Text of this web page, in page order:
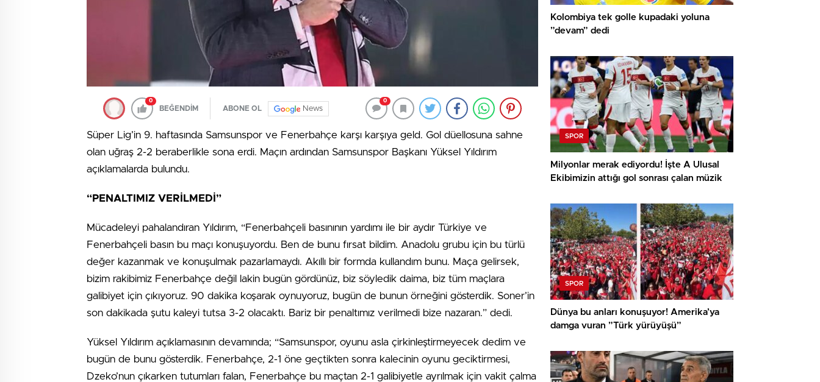
0
BEĞENDİM ABONE OL News
0
Süper Lig’in 9. haftasında Samsunspor ve Fenerbahçe karşı karşıya geld. Gol düellosuna sahne
olan uğraş 2-2 beraberlikle sona erdi. Maçın ardından Samsunspor Başkanı Yüksel Yıldırım
açıklamalarda bulundu.
“PENALTIMIZ VERİLMEDİ”
Mücadeleyi pahalandıran Yıldırım, “Fenerbahçeli basınının yardımı ile bir aydır Türkiye ve
Fenerbahçeli basın bu maçı konuşuyordu. Ben de bunu fırsat bildim. Anadolu grubu için bu türlü
değer kazanmak ve konuşulmak pazarlamaydı. Akıllı bir formda kullandım bunu. Maça gelirsek,
bizim rakibimiz Fenerbahçe değil lakin bugün gördünüz, biz söyledik daima, biz tüm maçlara
galibiyet için çıkıyoruz. 90 dakika koşarak oynuyoruz, bugün de bunun örneğini gösterdik. Soner’in
son dakikada şutu kaleyi tutsa 3-2 olacaktı. Bariz bir penaltımız verilmedi bize nazaran.” dedi.
Yüksel Yıldırım açıklamasının devamında; “Samsunspor, oyunu asla çirkinleştirmeyecek dedim ve
bugün de bunu gösterdik. Fenerbahçe, 2-1 öne geçtikten sonra kalecinin oyunu geciktirmesi,
Dzeko’nun çıkarken tutumları falan, Fenerbahçe bu maçtan 2-1 galibiyetle ayrılmak için vakit çalma
Kolombiya tek golle kupadaki yoluna
”devam” dedi
SPOR
Milyonlar merak ediyordu! İşte A Ulusal
Ekibimizin attığı gol sonrası çalan müzik
SPOR
Dünya bu anları konuşuyor! Amerika’ya
damga vuran ”Türk yürüyüşü”